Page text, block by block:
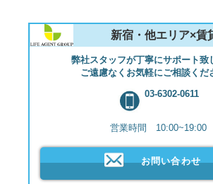
新宿・他エリア×賃
弊社スタッフが丁寧にサポート致
ご遠慮なくお気軽にご相談くだ
03-6302-0611
営業時間 10:00~19:00
お問い合わせ